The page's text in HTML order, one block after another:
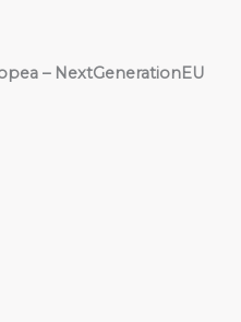
– NextGenerationEU